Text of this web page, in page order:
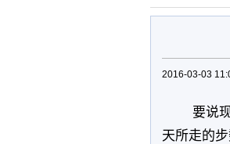
2016-03-03
要说
天所走的